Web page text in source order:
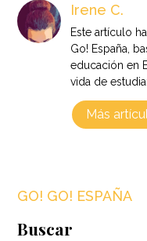
Irene C.
Este artículo
Go! España,
educación en
vida de
Más
GO! GO! ESPAÑA
Buscar